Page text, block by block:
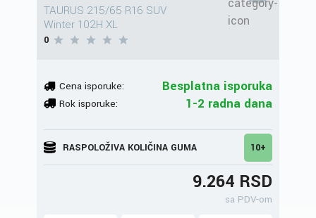
TAURUS 215/65 R16 SUV
Winter 102H XL
0
Cena isporuke: Besplatna isporuka
Rok isporuke: 1-2 radna dana
RASPOLOŽIVA KOLIČINA GUMA 10+
9.264 RSD
sa PDV-om